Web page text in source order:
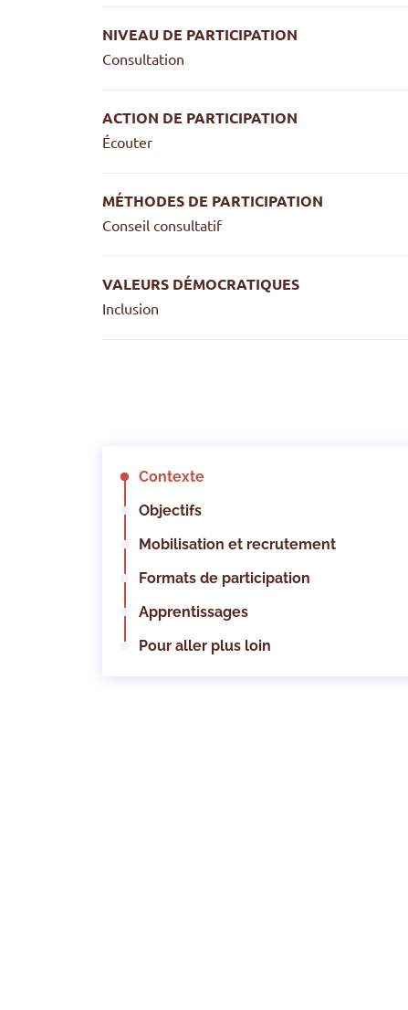
NIVEAU DE PARTICIPATION
Consultation
ACTION DE PARTICIPATION
Écouter
MÉTHODES DE PARTICIPATION
Conseil consultatif
VALEURS DÉMOCRATIQUES
Inclusion
Contexte
Objectifs
Mobilisation et recrutement
Formats de participation
Apprentissages
Pour aller plus loin